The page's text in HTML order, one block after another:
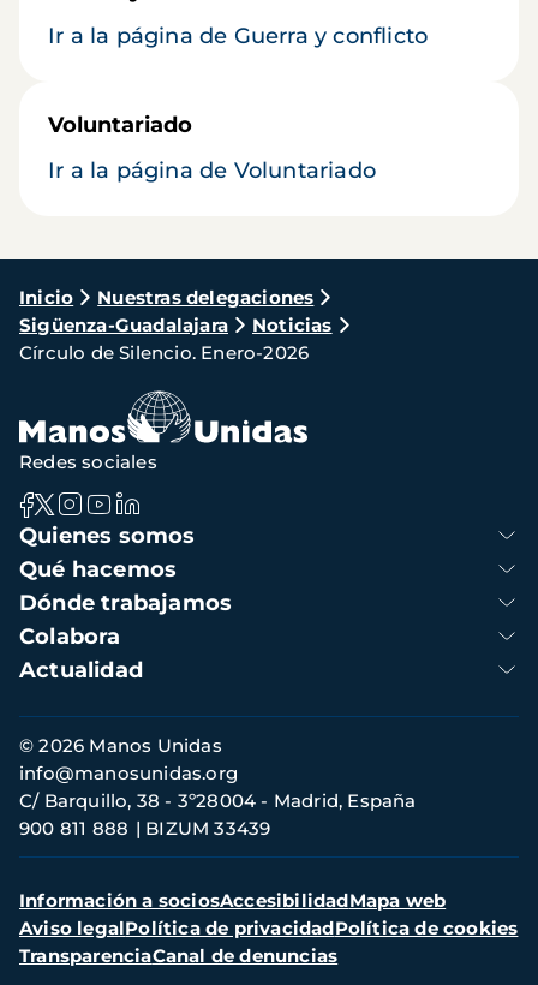
Ir a la página de Guerra y conflicto
Voluntariado
Ir a la página de Voluntariado
Ruta
de
navegación
Inicio
Nuestras delegaciones
Sigüenza-Guadalajara
Noticias
Círculo de Silencio. Enero-2026
Navegación
principal
Quienes somos
Qué hacemos
Dónde trabajamos
Colabora
Actualidad
Redes sociales
Información
de
contacto
© 2026 Manos Unidas
C/ Barquillo, 38 - 3º28004 - Madrid, España
900 811 888
BIZUM 33439
info@manosunidas.org
Menú
secundario
Información a sociosAccesibilidadMapa web
Aviso legalPolítica de privacidadPolítica de cookies
TransparenciaCanal de denuncias